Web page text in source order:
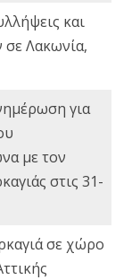
και
σε Λακωνία,
για
με τον
στις 31-
σε χώρο